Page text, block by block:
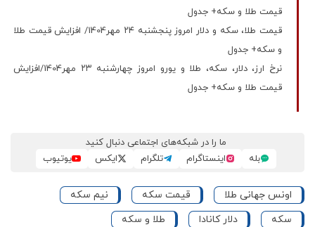
قیمت طلا و سکه+ جدول
قیمت طلا، سکه و دلار امروز پنجشنبه ۲۴ مهر1404/ افزایش قیمت‌ طلا
و سکه+ جدول
نرخ ارز، دلار، سکه، طلا و یورو امروز چهارشنبه ۲۳ مهر1404/افزایش
قیمت طلا و سکه+ جدول
ما را در شبکه‌های اجتماعی دنبال کنید
بله
اینستاگرام تلگرام ایکس یوتیوب
اونس جهانی طلا قیمت سکه
نیم سکه
سکه
دلار کانادا
طلا و سکه